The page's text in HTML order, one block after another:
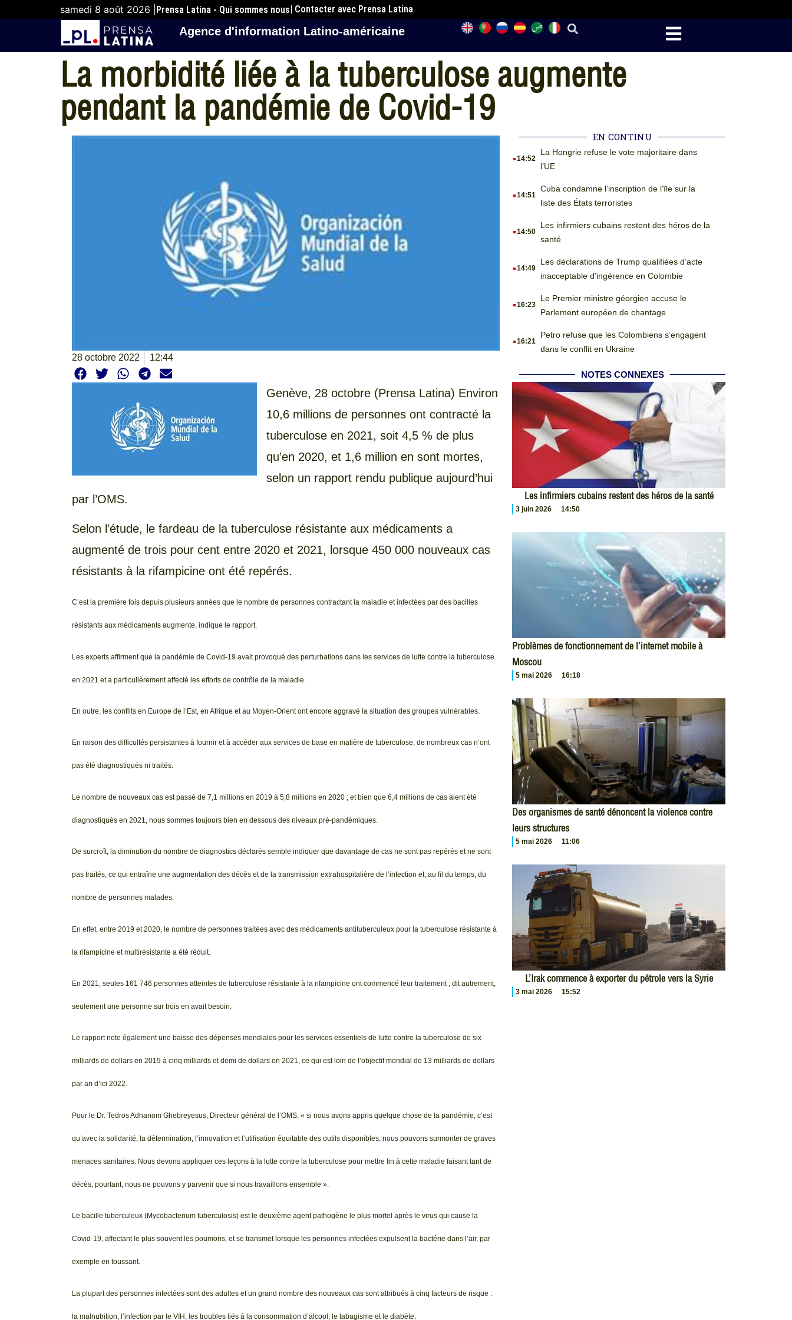
samedi 8 août 2026 | Prensa Latina - Qui sommes nous| Contacter avec Prensa Latina
Agence d'information Latino-américaine
La morbidité liée à la tuberculose augmente
pendant la pandémie de Covid-19
28 octobre 2022 12:44
Genève, 28 octobre (Prensa Latina) Environ
10,6 millions de personnes ont contracté la
tuberculose en 2021, soit 4,5 % de plus
qu’en 2020, et 1,6 million en sont mortes,
selon un rapport rendu publique aujourd’hui
par l’OMS.
Selon l’étude, le fardeau de la tuberculose résistante aux médicaments a
augmenté de trois pour cent entre 2020 et 2021, lorsque 450 000 nouveaux cas
résistants à la rifampicine ont été repérés.
C’est la première fois depuis plusieurs années que le nombre de personnes contractant la maladie et infectées par des bacilles
résistants aux médicaments augmente, indique le rapport.
Les experts affirment que la pandémie de Covid-19 avait provoqué des perturbations dans les services de lutte contre la tuberculose
en 2021 et a particulièrement affecté les efforts de contrôle de la maladie.
En outre, les conflits en Europe de l’Est, en Afrique et au Moyen-Orient ont encore aggravé la situation des groupes vulnérables.
En raison des difficultés persistantes à fournir et à accéder aux services de base en matière de tuberculose, de nombreux cas n’ont
pas été diagnostiqués ni traités.
Le nombre de nouveaux cas est passé de 7,1 millions en 2019 à 5,8 millions en 2020 ; et bien que 6,4 millions de cas aient été
diagnostiqués en 2021, nous sommes toujours bien en dessous des niveaux pré-pandémiques.
De surcroît, la diminution du nombre de diagnostics déclarés semble indiquer que davantage de cas ne sont pas repérés et ne sont
pas traités, ce qui entraîne une augmentation des décès et de la transmission extrahospitalière de l’infection et, au fil du temps, du
nombre de personnes malades.
En effet, entre 2019 et 2020, le nombre de personnes traitées avec des médicaments antituberculeux pour la tuberculose résistante à
la rifampicine et multirésistante a été réduit.
En 2021, seules 161 746 personnes atteintes de tuberculose résistante à la rifampicine ont commencé leur traitement ; dit autrement,
seulement une personne sur trois en avait besoin.
Le rapport note également une baisse des dépenses mondiales pour les services essentiels de lutte contre la tuberculose de six
milliards de dollars en 2019 à cinq milliards et demi de dollars en 2021, ce qui est loin de l’objectif mondial de 13 milliards de dollars
par an d’ici 2022.
Pour le Dr. Tedros Adhanom Ghebreyesus, Directeur général de l’OMS, « si nous avons appris quelque chose de la pandémie, c’est
qu’avec la solidarité, la détermination, l’innovation et l’utilisation équitable des outils disponibles, nous pouvons surmonter de graves
menaces sanitaires. Nous devons appliquer ces leçons à la lutte contre la tuberculose pour mettre fin à cette maladie faisant tant de
décès, pourtant, nous ne pouvons y parvenir que si nous travaillons ensemble ».
Le bacille tuberculeux (Mycobacterium tuberculosis) est le deuxième agent pathogène le plus mortel après le virus qui cause la
Covid-19, affectant le plus souvent les poumons, et se transmet lorsque les personnes infectées expulsent la bactérie dans l’air, par
exemple en toussant.
La plupart des personnes infectées sont des adultes et un grand nombre des nouveaux cas sont attribués à cinq facteurs de risque :
la malnutrition, l’infection par le VIH, les troubles liés à la consommation d’alcool, le tabagisme et le diabète.
EN CONTINU
.14:52
La Hongrie refuse le vote majoritaire dans
l’UE
.14:51
Cuba condamne l’inscription de l’île sur la
liste des États terroristes
.14:50
Les infirmiers cubains restent des héros de la
santé
.14:49
Les déclarations de Trump qualifiées d’acte
inacceptable d’ingérence en Colombie
.16:23
Le Premier ministre géorgien accuse le
Parlement européen de chantage
.16:21
Petro refuse que les Colombiens s’engagent
dans le conflit en Ukraine
NOTES CONNEXES
Les infirmiers cubains restent des héros de la santé
3 juin 2026 14:50
Problèmes de fonctionnement de l’internet mobile à
Moscou
5 mai 2026 16:18
Des organismes de santé dénoncent la violence contre
leurs structures
5 mai 2026 11:06
L’Irak commence à exporter du pétrole vers la Syrie
3 mai 2026 15:52